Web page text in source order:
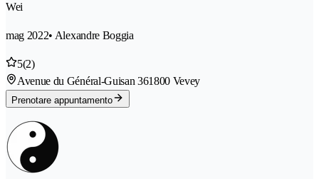
Wei
mag 2022• Alexandre Boggia
5(2)
Avenue du Général-Guisan 361800 Vevey
Prenotare appuntamento